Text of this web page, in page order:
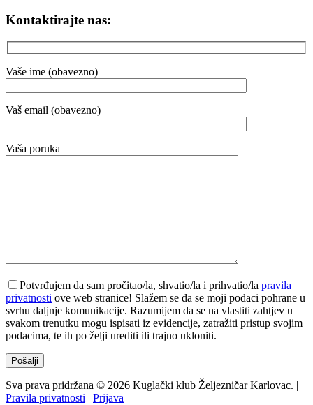
Kontaktirajte nas:
Vaše ime (obavezno)
Vaš email (obavezno)
Vaša poruka
Potvrđujem da sam pročitao/la, shvatio/la i prihvatio/la pravila
privatnosti ove web stranice! Slažem se da se moji podaci pohrane u
svrhu daljnje komunikacije. Razumijem da se na vlastiti zahtjev u
svakom trenutku mogu ispisati iz evidencije, zatražiti pristup svojim
podacima, te ih po želji urediti ili trajno ukloniti.
Sva prava pridržana © 2026 Kuglački klub Željezničar Karlovac. |
Pravila privatnosti | Prijava